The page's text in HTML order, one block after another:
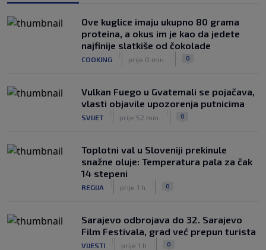
Predsjednik FIFA-e ne odustaje od
svojih planova: Otkriveno šta je
ponudio Marokancima za podršku
NOGOMET prije 2 h
Ove kuglice imaju ukupno 80 grama
proteina, a okus im je kao da jedete
najfinije slatkiše od čokolade
COOKING prije 0 min. 0
Vulkan Fuego u Gvatemali se pojačava,
vlasti objavile upozorenja putnicima
SVIJET prije 52 min. 0
Toplotni val u Sloveniji prekinule
snažne oluje: Temperatura pala za čak
14 stepeni
REGIJA prije 1 h 0
Sarajevo odbrojava do 32. Sarajevo
Film Festivala, grad već prepun turista
VIJESTI prije 1 h 0